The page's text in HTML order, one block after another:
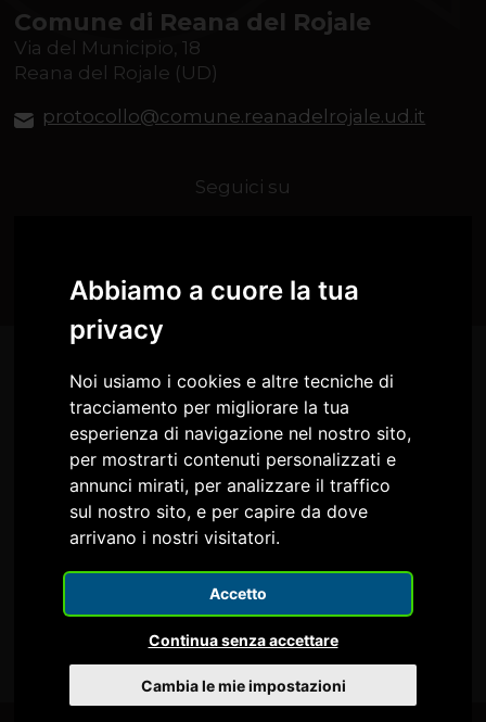
Abbiamo a cuore la tua
privacy
Noi usiamo i cookies e altre tecniche di
tracciamento per migliorare la tua
esperienza di navigazione nel nostro sito,
per mostrarti contenuti personalizzati e
annunci mirati, per analizzare il traffico
sul nostro sito, e per capire da dove
arrivano i nostri visitatori.
Accetto
Continua senza accettare
Cambia le mie impostazioni
Comune di Reana del Rojale
Via del Municipio, 18
Reana del Rojale (UD)
protocollo@comune.reanadelrojale.ud.it
Seguici su
Comune di Reana del Rojale